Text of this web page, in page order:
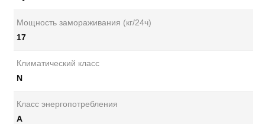
Мощность замораживания (кг/24ч)
17
Климатический класс
N
Класс энергопотребления
A